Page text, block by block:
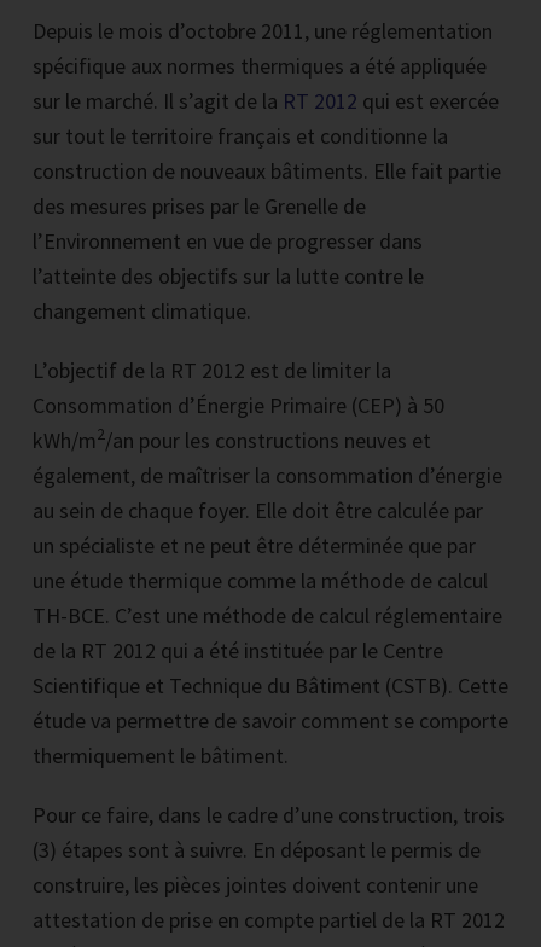
Depuis le mois d’octobre 2011, une réglementation
spécifique aux normes thermiques a été appliquée
sur le marché. Il s’agit de la RT 2012 qui est exercée
sur tout le territoire français et conditionne la
construction de nouveaux bâtiments. Elle fait partie
des mesures prises par le Grenelle de
l’Environnement en vue de progresser dans
l’atteinte des objectifs sur la lutte contre le
changement climatique.
L’objectif de la RT 2012 est de limiter la
Consommation d’Énergie Primaire (CEP) à 50
kWh/m2/an pour les constructions neuves et
également, de maîtriser la consommation d’énergie
au sein de chaque foyer. Elle doit être calculée par
un spécialiste et ne peut être déterminée que par
une étude thermique comme la méthode de calcul
TH-BCE. C’est une méthode de calcul réglementaire
de la RT 2012 qui a été instituée par le Centre
Scientifique et Technique du Bâtiment (CSTB). Cette
étude va permettre de savoir comment se comporte
thermiquement le bâtiment.
Pour ce faire, dans le cadre d’une construction, trois
(3) étapes sont à suivre. En déposant le permis de
construire, les pièces jointes doivent contenir une
attestation de prise en compte partiel de la RT 2012